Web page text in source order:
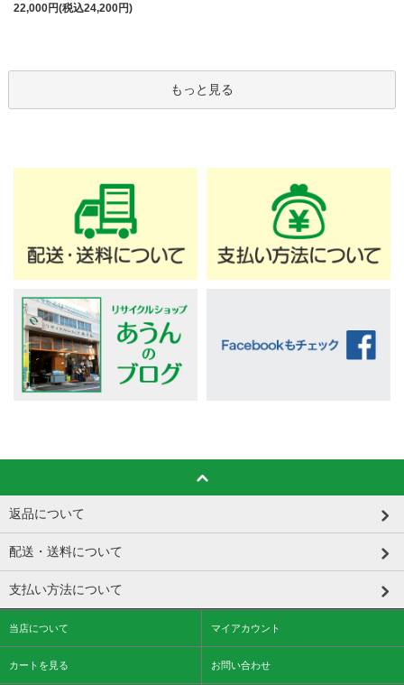
22,000円(税込24,200円)
もっと見る
返品について
配送・送料について
支払い方法について
当店について マイアカウント
カートを見る お問い合わせ